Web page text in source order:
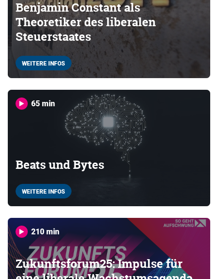
Benjamin Constant als
Theoretiker des liberalen
Steuerstaates
WEITERE INFOS
65 min
Beats und Bytes
WEITERE INFOS
210 min
Zukunftsforum25: Impulse für